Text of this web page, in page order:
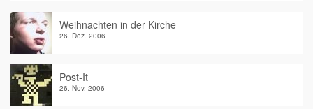
Weihnachten in der Kirche
26. Dez. 2006
Post-It
26. Nov. 2006